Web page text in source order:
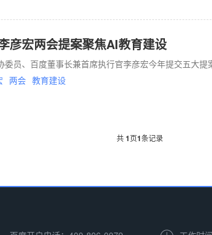
彦宏两会提案聚焦AI教育建设
员、百度董事长兼首席执行官李彦宏今年提交五大
两会 教育建设
共1页1条记录